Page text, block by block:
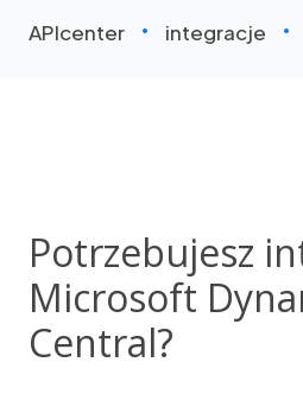
APIcenter integracje
Potrzebujesz
Microsoft
Central?